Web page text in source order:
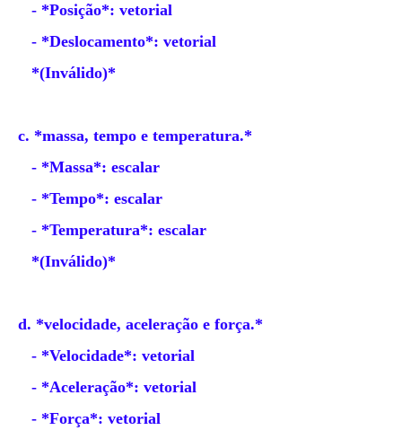
- *Posição*: vetorial
- *Deslocamento*: vetorial
*(Inválido)*
c. *massa, tempo e temperatura.*
- *Massa*: escalar
- *Tempo*: escalar
- *Temperatura*: escalar
*(Inválido)*
d. *velocidade, aceleração e força.*
- *Velocidade*: vetorial
- *Aceleração*: vetorial
- *Força*: vetorial